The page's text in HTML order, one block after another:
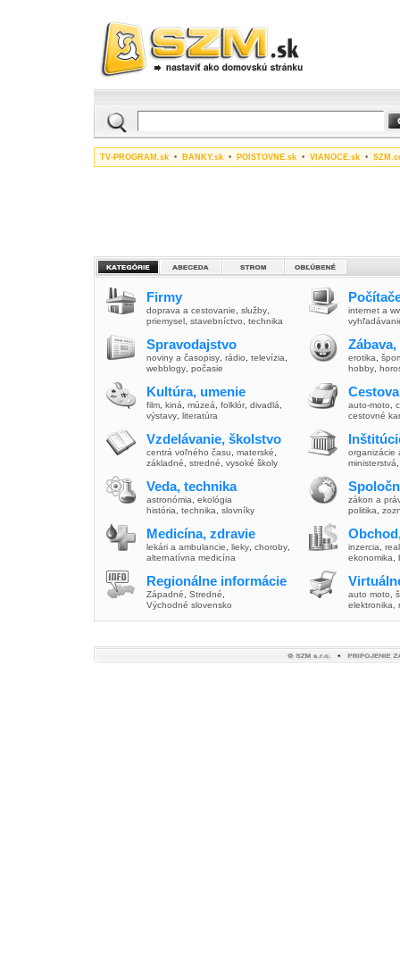
TV-PROGRAM.sk • BANKY.sk • POISTOVNE.sk • VIANOCE.sk •
Firmy
doprava a cestovanie služby
priemysel stavebníctvo technika
Spravodajstvo
noviny a časopisy rádio televízia
webblogy počasie
Kultúra, umenie
film kiná múzeá folklór, divadlá
výstavy literatúra
Vzdelávanie, školstvo
centrá voľného času materské
základné
stredné vysoké školy
Veda, technika
astronómia
ekológia
história
technika slovníky
Medicína, zdravie
lekári a ambulancie lieky choroby
alternatívna medicína
Regionálne informácie
Západné Stredné
Východné slovensko
internet a
erotika
hobby
auto-moto
cestovné
organizácie
ministerstvá
zákon a
politika
inzercia
ekonomika
auto moto
elektronika,